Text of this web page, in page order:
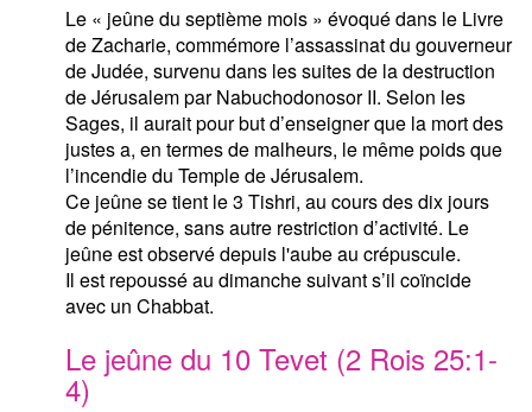
Le « jeûne du septième mois » évoqué dans le Livre
de Zacharie, commémore l’assassinat du gouverneur
de Judée, survenu dans les suites de la destruction
de Jérusalem par Nabuchodonosor II. Selon les
Sages, il aurait pour but d’enseigner que la mort des
justes a, en termes de malheurs, le même poids que
l’incendie du Temple de Jérusalem.
Ce jeûne se tient le 3 Tishri, au cours des dix jours
de pénitence, sans autre restriction d’activité. Le
jeûne est observé depuis l'aube au crépuscule.
Il est repoussé au dimanche suivant s’il coïncide
avec un Chabbat.
Le jeûne du 10 Tevet (2 Rois 25:1-
4)